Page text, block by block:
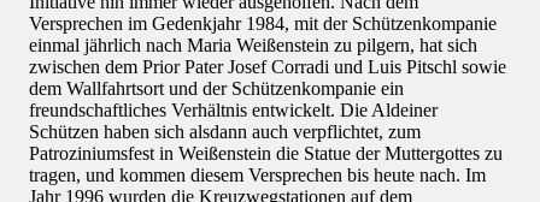
Versprechen im Gedenkjahr 1984, mit der Schützenkompanie
einmal jährlich nach Maria Weißenstein zu pilgern, hat sich
zwischen dem Prior Pater Josef Corradi und Luis Pitschl sowie
dem Wallfahrtsort und der Schützenkompanie ein
freundschaftliches Verhältnis entwickelt. Die Aldeiner
Schützen haben sich alsdann auch verpflichtet, zum
Patroziniumsfest in Weißenstein die Statue der Muttergottes zu
tragen, und kommen diesem Versprechen bis heute nach. Im
Jahr 1996 wurden die Kreuzwegstationen auf dem